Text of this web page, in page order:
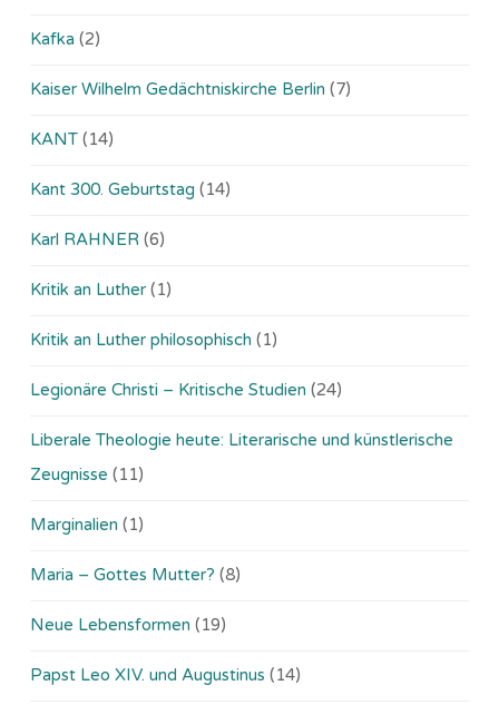
Kafka (2)
Kaiser Wilhelm Gedächtniskirche Berlin (7)
KANT (14)
Kant 300. Geburtstag (14)
Karl RAHNER (6)
Kritik an Luther (1)
Kritik an Luther philosophisch (1)
Legionäre Christi – Kritische Studien (24)
Liberale Theologie heute: Literarische und künstlerische
Zeugnisse (11)
Marginalien (1)
Maria – Gottes Mutter? (8)
Neue Lebensformen (19)
Papst Leo XIV. und Augustinus (14)